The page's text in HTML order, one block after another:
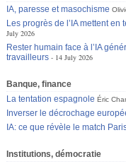
IA, paresse et masochisme
Les progrès de l’IA mettent
July 2026
Rester humain face à l’IA
travailleurs
14 July 2026
Banque, finance
La tentation espagnole Éric
Inverser le décrochage
IA: ce que révèle le match
Institutions, démocratie